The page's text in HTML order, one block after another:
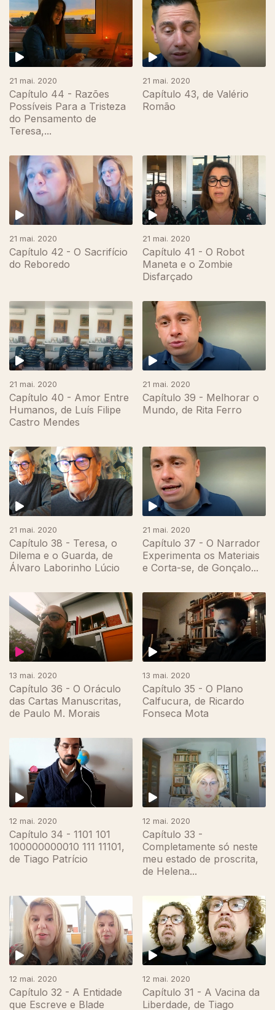
21 mai. 2020
Capítulo 44 - Razões
Possíveis Para a Tristeza
do Pensamento de
Teresa,...
21 mai. 2020
Capítulo 43, de Valério
Romão
21 mai. 2020
Capítulo 42 - O Sacrifício
do Reboredo
21 mai. 2020
Capítulo 41 - O Robot
Maneta e o Zombie
Disfarçado
21 mai. 2020
Capítulo 40 - Amor Entre
Humanos, de Luís Filipe
Castro Mendes
21 mai. 2020
Capítulo 39 - Melhorar o
Mundo, de Rita Ferro
21 mai. 2020
Capítulo 38 - Teresa, o
Dilema e o Guarda, de
Álvaro Laborinho Lúcio
21 mai. 2020
Capítulo 37 - O Narrador
Experimenta os Materiais
e Corta-se, de Gonçalo...
13 mai. 2020
Capítulo 36 - O Oráculo
das Cartas Manuscritas,
de Paulo M. Morais
13 mai. 2020
Capítulo 35 - O Plano
Calfucura, de Ricardo
Fonseca Mota
472228
12 mai. 2020
Capítulo 34 - 1101 101
100000000010 111 11101,
de Tiago Patrício
12 mai. 2020
Capítulo 33 -
Completamente só neste
meu estado de proscrita,
de Helena...
12 mai. 2020
Capítulo 32 - A Entidade
que Escreve e Blade
12 mai. 2020
Capítulo 31 - A Vacina da
Liberdade, de Tiago